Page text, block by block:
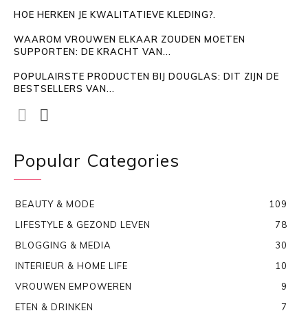
HOE HERKEN JE KWALITATIEVE KLEDING?.
WAAROM VROUWEN ELKAAR ZOUDEN MOETEN
SUPPORTEN: DE KRACHT VAN...
POPULAIRSTE PRODUCTEN BIJ DOUGLAS: DIT ZIJN DE
BESTSELLERS VAN...
Popular Categories
BEAUTY & MODE
109
LIFESTYLE & GEZOND LEVEN
78
BLOGGING & MEDIA
30
INTERIEUR & HOME LIFE
10
VROUWEN EMPOWEREN
9
ETEN & DRINKEN
7